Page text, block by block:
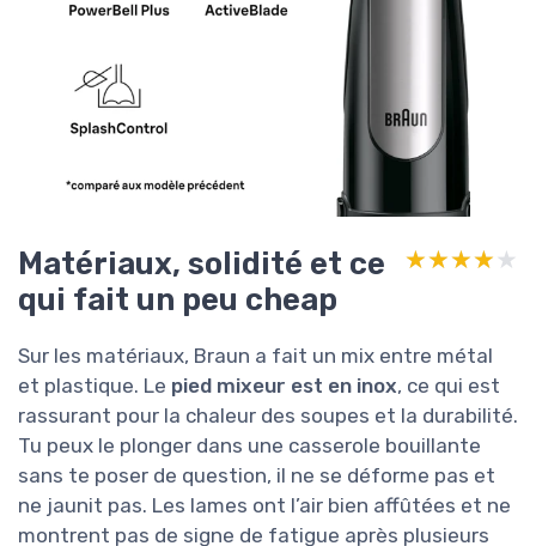
Matériaux, solidité et ce
qui fait un peu cheap
★★★★★
★★★★★
Sur les matériaux, Braun a fait un mix entre métal
et plastique. Le pied mixeur est en inox, ce qui est
rassurant pour la chaleur des soupes et la durabilité.
Tu peux le plonger dans une casserole bouillante
sans te poser de question, il ne se déforme pas et
ne jaunit pas. Les lames ont l’air bien affûtées et ne
montrent pas de signe de fatigue après plusieurs